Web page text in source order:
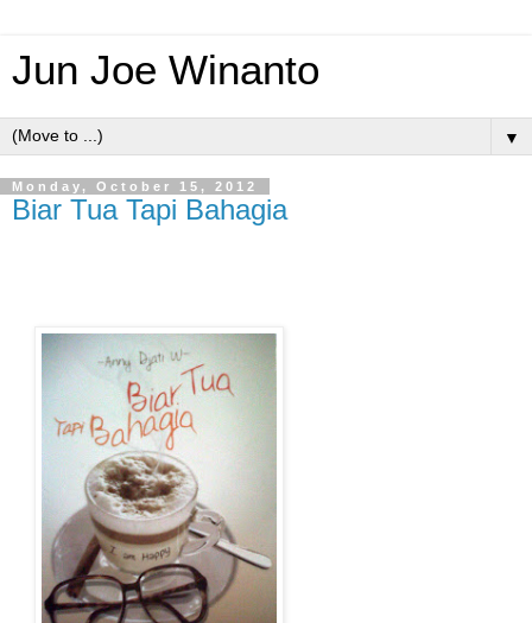
Jun Joe Winanto
▼
Monday, October 15, 2012
Biar Tua Tapi Bahagia